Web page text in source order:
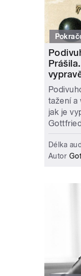
tažení a
jak je
Délka
Autor